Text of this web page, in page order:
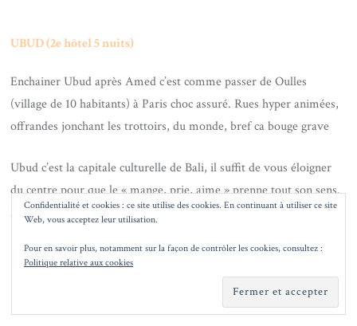
UBUD (2e hôtel 5 nuits)
Enchainer Ubud après Amed c’est comme passer de Oulles
(village de 10 habitants) à Paris choc assuré. Rues hyper animées,
offrandes jonchant les trottoirs, du monde, bref ca bouge grave
Ubud c’est la capitale culturelle de Bali, il suffit de vous éloigner
du centre pour que le « mange, prie, aime » prenne tout son sens.
Méditation, SPA, bons restos !
Confidentialité et cookies : ce site utilise des cookies. En continuant à utiliser ce site
Web, vous acceptez leur utilisation.
Pour en savoir plus, notamment sur la façon de contrôler les cookies, consultez :
Politique relative aux cookies